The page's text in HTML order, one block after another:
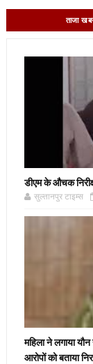
ताजा
डीएम के औचक
सुल्तानपुर टाइम्स
महिला ने लगाया
आरोपों को बताया